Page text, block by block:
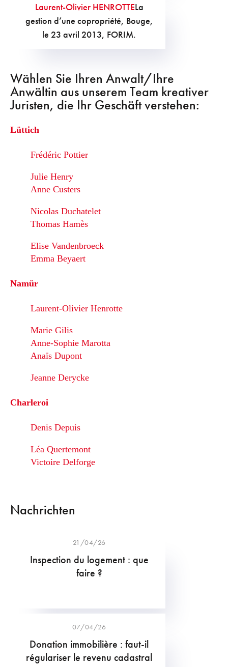
Laurent-Olivier HENROTTELa
gestion d’une copropriété, Bouge,
le 23 avril 2013, FORIM.
Wählen Sie Ihren Anwalt/Ihre
Anwältin aus unserem Team kreativer
Juristen, die Ihr Geschäft verstehen:
Lüttich
Frédéric Pottier
Julie Henry
Anne Custers
Nicolas Duchatelet
Thomas Hamès
Elise Vandenbroeck
Emma Beyaert
Namür
Laurent-Olivier Henrotte
Marie Gilis
Anne-Sophie Marotta
Anaïs Dupont
Jeanne Derycke
Charleroi
Denis Depuis
Léa Quertemont
Victoire Delforge
Nachrichten
21/04/26
Inspection du logement : que
faire ?
07/04/26
Donation immobilière : faut-il
régulariser le revenu cadastral